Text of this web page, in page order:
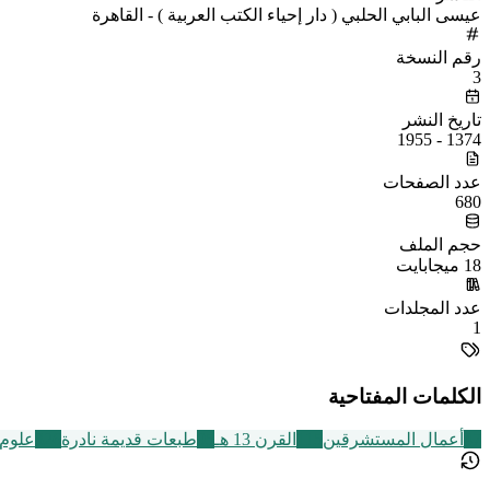
عيسى البابي الحلبي ( دار إحياء الكتب العربية ) - القاهرة
رقم النسخة
3
تاريخ النشر
1374 - 1955
عدد الصفحات
680
حجم الملف
18 ميجابايت
عدد المجلدات
1
الكلمات المفتاحية
أعمال المستشرقين القرن 13 هـ طبعات قديمة نادرة